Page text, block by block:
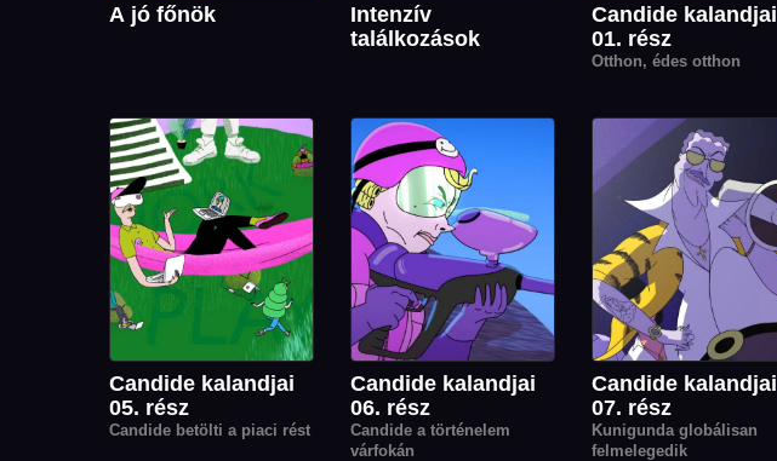
A jó főnök
Intenzív
találkozások
Candide kalandjai
01. rész
Otthon, édes otthon
Candide kalandjai
05. rész
Candide betölti a piaci rést
Candide kalandjai
06. rész
Candide a történelem
várfokán
Candide kalandjai
07. rész
Kunigunda globálisan
felmelegedik